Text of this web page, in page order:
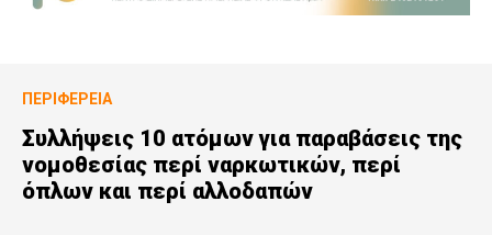
ΠΕΡΙΦΈΡΕΙΑ
Συλλήψεις 10 ατόμων για παραβάσεις της
νομοθεσίας περί ναρκωτικών, περί
όπλων και περί αλλοδαπών